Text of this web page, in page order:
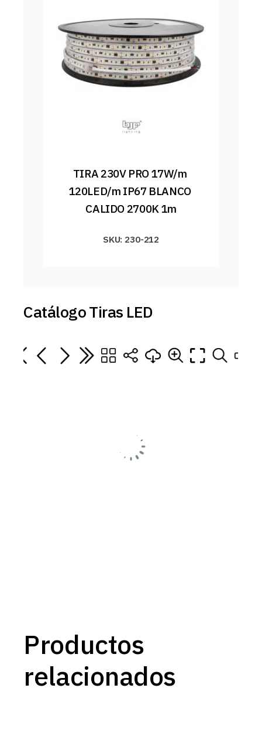
TIRA 230V PRO 17W/m
120LED/m IP67 BLANCO
CALIDO 2700K 1m
SKU: 230-212
Catálogo Tiras LED
Productos
relacionados